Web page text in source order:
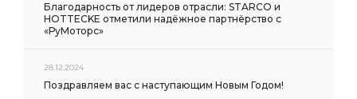
Благодарность от лидеров отрасли: STARCO и
HOTTECKE отметили надёжное партнёрство с
«РуМоторс»
28.12.2024
Поздравляем вас с наступающим Новым Годом!